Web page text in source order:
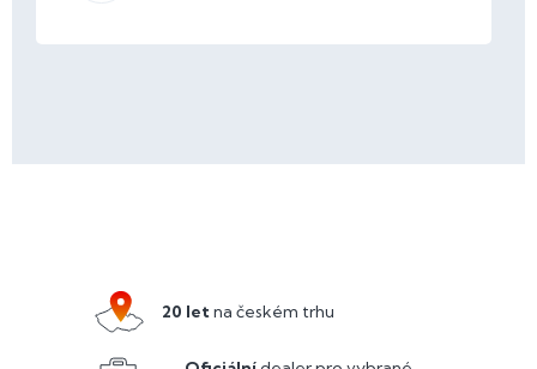
20 letna českém trhu